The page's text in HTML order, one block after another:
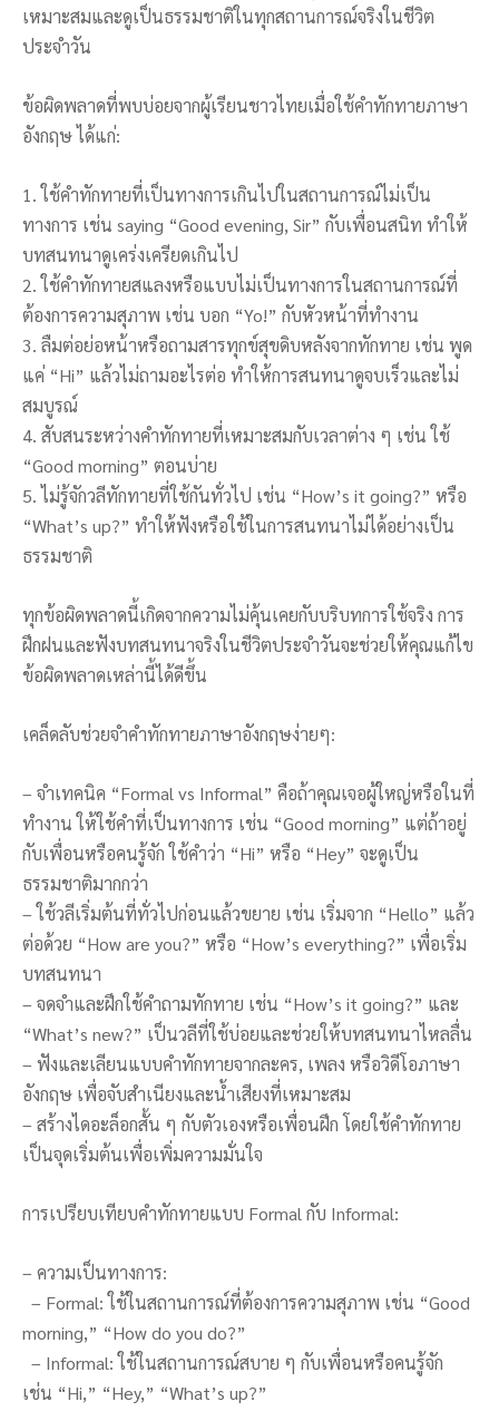
เหมาะสมและดูเป็นธรรมชาติในทุกสถานการณ์จริงในชีวิต
ประจำวัน
ข้อผิดพลาดที่พบบ่อยจากผู้เรียนชาวไทยเมื่อใช้คำทักทายภาษา
อังกฤษ ได้แก่:
1. ใช้คำทักทายที่เป็นทางการเกินไปในสถานการณ์ไม่เป็น
ทางการ เช่น saying “Good evening, Sir” กับเพื่อนสนิท ทำให้
บทสนทนาดูเคร่งเครียดเกินไป
2. ใช้คำทักทายสแลงหรือแบบไม่เป็นทางการในสถานการณ์ที่
ต้องการความสุภาพ เช่น บอก “Yo!” กับหัวหน้าที่ทำงาน
3. ลืมต่อย่อหน้าหรือถามสารทุกข์สุขดิบหลังจากทักทาย เช่น พูด
แค่ “Hi” แล้วไม่ถามอะไรต่อ ทำให้การสนทนาดูจบเร็วและไม่
สมบูรณ์
4. สับสนระหว่างคำทักทายที่เหมาะสมกับเวลาต่าง ๆ เช่น ใช้
“Good morning” ตอนบ่าย
5. ไม่รู้จักวลีทักทายที่ใช้กันทั่วไป เช่น “How’s it going?” หรือ
“What’s up?” ทำให้ฟังหรือใช้ในการสนทนาไม่ได้อย่างเป็น
ธรรมชาติ
ทุกข้อผิดพลาดนี้เกิดจากความไม่คุ้นเคยกับบริบทการใช้จริง การ
ฝึกฝนและฟังบทสนทนาจริงในชีวิตประจำวันจะช่วยให้คุณแก้ไข
ข้อผิดพลาดเหล่านี้ได้ดีขึ้น
เคล็ดลับช่วยจำคำทักทายภาษาอังกฤษง่ายๆ:
– จำเทคนิค “Formal vs Informal” คือถ้าคุณเจอผู้ใหญ่หรือในที่
ทำงาน ให้ใช้คำที่เป็นทางการ เช่น “Good morning” แต่ถ้าอยู่
กับเพื่อนหรือคนรู้จัก ใช้คำว่า “Hi” หรือ “Hey” จะดูเป็น
ธรรมชาติมากกว่า
– ใช้วลีเริ่มต้นที่ทั่วไปก่อนแล้วขยาย เช่น เริ่มจาก “Hello” แล้ว
ต่อด้วย “How are you?” หรือ “How’s everything?” เพื่อเริ่ม
บทสนทนา
– จดจำและฝึกใช้คำถามทักทาย เช่น “How’s it going?” และ
“What’s new?” เป็นวลีที่ใช้บ่อยและช่วยให้บทสนทนาไหลลื่น
– ฟังและเลียนแบบคำทักทายจากละคร, เพลง หรือวิดีโอภาษา
อังกฤษ เพื่อจับสำเนียงและน้ำเสียงที่เหมาะสม
– สร้างไดอะล็อกสั้น ๆ กับตัวเองหรือเพื่อนฝึก โดยใช้คำทักทาย
เป็นจุดเริ่มต้นเพื่อเพิ่มความมั่นใจ
การเปรียบเทียบคำทักทายแบบ Formal กับ Informal:
– ความเป็นทางการ:
– Formal: ใช้ในสถานการณ์ที่ต้องการความสุภาพ เช่น “Good
morning,” “How do you do?”
– Informal: ใช้ในสถานการณ์สบาย ๆ กับเพื่อนหรือคนรู้จัก
เช่น “Hi,” “Hey,” “What’s up?”